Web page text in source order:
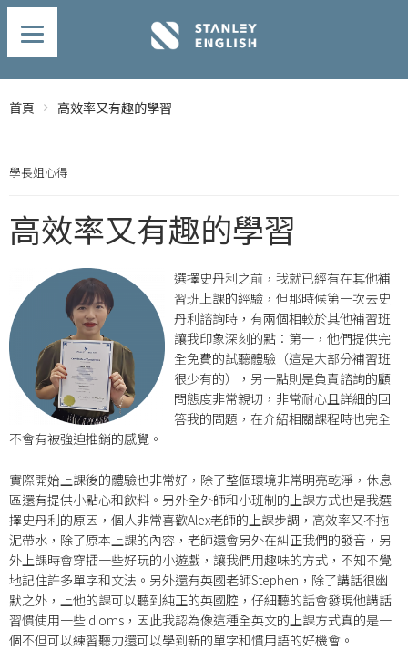
首頁 高效率又有趣的學習
學長姐心得
高效率又有趣的學習
選擇史丹利之前，我就已經有在其他補
習班上課的經驗，但那時候第一次去史
丹利諮詢時，有兩個相較於其他補習班
讓我印象深刻的點：第一，他們提供完
全免費的試聽體驗（這是大部分補習班
很少有的），另一點則是負責諮詢的顧
問態度非常親切，非常耐心且詳細的回
答我的問題，在介紹相關課程時也完全
不會有被強迫推銷的感覺。
實際開始上課後的體驗也非常好，除了整個環境非常明亮乾淨，休息
區還有提供小點心和飲料。另外全外師和小班制的上課方式也是我選
擇史丹利的原因，個人非常喜歡Alex老師的上課步調，高效率又不拖
泥帶水，除了原本上課的內容，老師還會另外在糾正我們的發音，另
外上課時會穿插一些好玩的小遊戲，讓我們用趣味的方式，不知不覺
地記住許多單字和文法。另外還有英國老師Stephen，除了講話很幽
默之外，上他的課可以聽到純正的英國腔，仔細聽的話會發現他講話
習慣使用一些idioms，因此我認為像這種全英文的上課方式真的是一
個不但可以練習聽力還可以學到新的單字和慣用語的好機會。